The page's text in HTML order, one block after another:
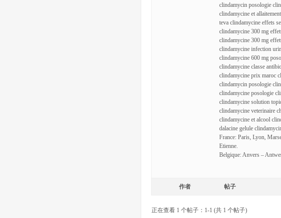
clindamycin posologie
clindamycine et
teva clindamycine effets
clindamycine 300 mg
clindamycine 300 mg
clindamycine infection
clindamycine 600 mg
clindamycine classe
clindamycine prix maroc
clindamycin posologie
clindamycine posologie
clindamycine solution
clindamycine veterinaire
clindamycine et alcool
dalacine gelule
France: Paris, Lyon,
Etienne.
Belgique: Anvers –
作者 帖子
正在查看 1 个帖子：1-1 (共 1 个帖子)